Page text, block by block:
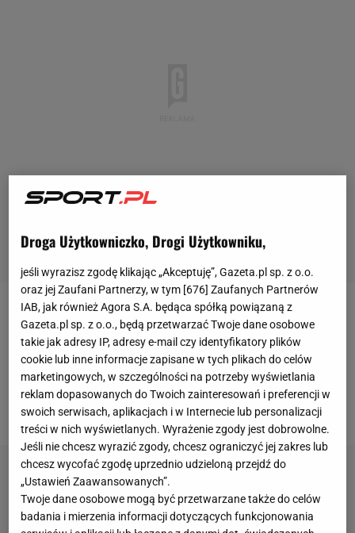
Dla Pawła Wąskasobota na skoczni w
Bischofshofen upłynęła pod znakiem frustracji.
Zakończyła się w najgorszy możliwy sposób:
wykluczeniem z wyników konkursu, choć jego skok i
tak nie pozwolił mu na awans do finałowej serii.
Droga Użytkowniczko, Drogi Użytkowniku,
jeśli wyrazisz zgodę klikając „Akceptuję”, Gazeta.pl sp. z o.o.
oraz jej Zaufani Partnerzy, w tym [676] Zaufanych Partnerów
IAB, jak również Agora S.A. będąca spółką powiązaną z
Gazeta.pl sp. z o.o., będą przetwarzać Twoje dane osobowe
takie jak adresy IP, adresy e-mail czy identyfikatory plików
cookie lub inne informacje zapisane w tych plikach do celów
marketingowych, w szczególności na potrzeby wyświetlania
reklam dopasowanych do Twoich zainteresowań i preferencji w
swoich serwisach, aplikacjach i w Internecie lub personalizacji
treści w nich wyświetlanych. Wyrażenie zgody jest dobrowolne.
Jeśli nie chcesz wyrazić zgody, chcesz ograniczyć jej zakres lub
chcesz wycofać zgodę uprzednio udzieloną przejdź do
„Ustawień Zaawansowanych”.
Twoje dane osobowe mogą być przetwarzane także do celów
badania i mierzenia informacji dotyczących funkcjonowania